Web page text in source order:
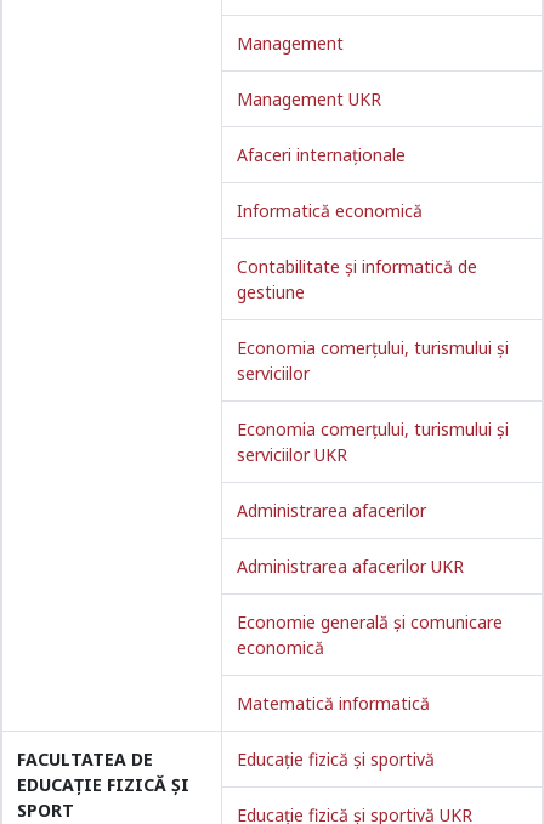
Management
Management UKR
Afaceri internaționale
Informatică economică
Contabilitate și informatică de
gestiune
Economia comerțului, turismului și
serviciilor
Economia comerțului, turismului și
serviciilor UKR
Administrarea afacerilor
Administrarea afacerilor UKR
Economie generală și comunicare
economică
Matematică informatică
FACULTATEA DE
EDUCAȚIE FIZICĂ ȘI
SPORT
Educație fizică și sportivă
Educație fizică și sportivă UKR